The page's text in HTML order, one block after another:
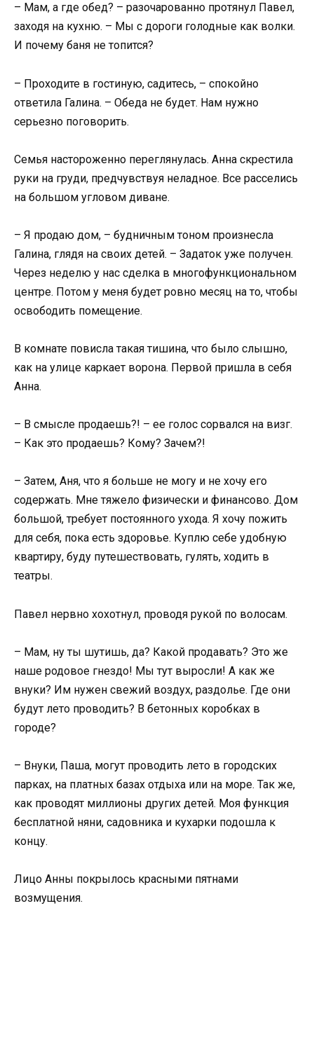
– Мам, а где обед? – разочарованно протянул Павел,
заходя на кухню. – Мы с дороги голодные как волки.
И почему баня не топится?
– Проходите в гостиную, садитесь, – спокойно
ответила Галина. – Обеда не будет. Нам нужно
серьезно поговорить.
Семья настороженно переглянулась. Анна скрестила
руки на груди, предчувствуя неладное. Все расселись
на большом угловом диване.
– Я продаю дом, – будничным тоном произнесла
Галина, глядя на своих детей. – Задаток уже получен.
Через неделю у нас сделка в многофункциональном
центре. Потом у меня будет ровно месяц на то, чтобы
освободить помещение.
В комнате повисла такая тишина, что было слышно,
как на улице каркает ворона. Первой пришла в себя
Анна.
– В смысле продаешь?! – ее голос сорвался на визг.
– Как это продаешь? Кому? Зачем?!
– Затем, Аня, что я больше не могу и не хочу его
содержать. Мне тяжело физически и финансово. Дом
большой, требует постоянного ухода. Я хочу пожить
для себя, пока есть здоровье. Куплю себе удобную
квартиру, буду путешествовать, гулять, ходить в
театры.
Павел нервно хохотнул, проводя рукой по волосам.
– Мам, ну ты шутишь, да? Какой продавать? Это же
наше родовое гнездо! Мы тут выросли! А как же
внуки? Им нужен свежий воздух, раздолье. Где они
будут лето проводить? В бетонных коробках в
городе?
– Внуки, Паша, могут проводить лето в городских
парках, на платных базах отдыха или на море. Так же,
как проводят миллионы других детей. Моя функция
бесплатной няни, садовника и кухарки подошла к
концу.
Лицо Анны покрылось красными пятнами
возмущения.